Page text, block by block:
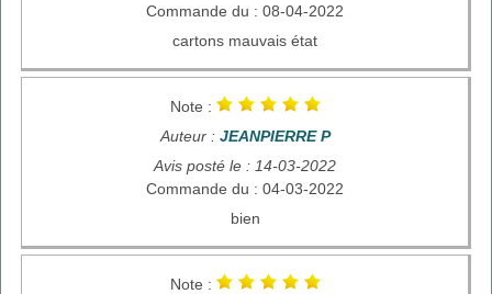
Commande du : 08-04-2022
cartons mauvais état
Note :
Auteur : JEANPIERRE P
Avis posté le : 14-03-2022
Commande du : 04-03-2022
bien
Note :